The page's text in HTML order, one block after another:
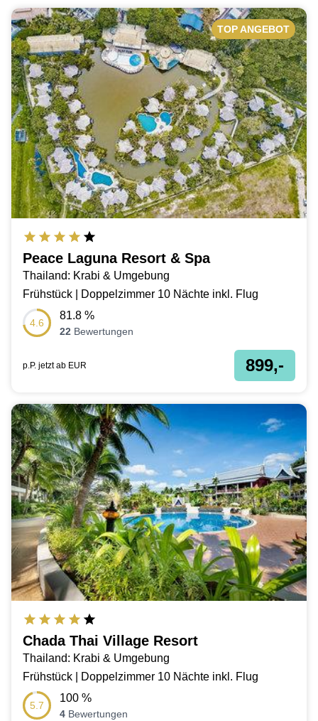
TOP ANGEBOT
Peace Laguna Resort & Spa
Thailand: Krabi & Umgebung
Frühstück | Doppelzimmer 10 Nächte inkl. Flug
4.6
81.8 %
22 Bewertungen
p.P. jetzt ab EUR 899,-
Chada Thai Village Resort
Thailand: Krabi & Umgebung
Frühstück | Doppelzimmer 10 Nächte inkl. Flug
5.7
100 %
4 Bewertungen